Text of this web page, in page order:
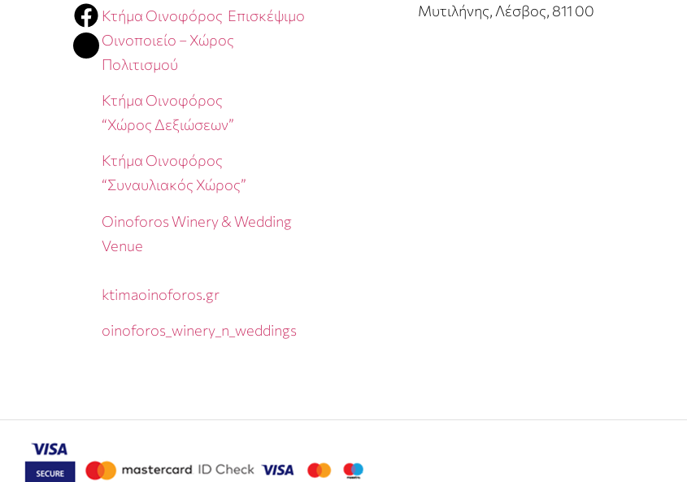
Κτήμα Οινοφόρος Επισκέψιμο
Οινοποιείο – Χώρος
Πολιτισμού
Κτήμα Οινοφόρος
“Χώρος Δεξιώσεων”
Κτήμα Οινοφόρος
“Συναυλιακός Χώρος”
Oinoforos Winery & Wedding
Venue
ktimaoinoforos.gr
oinoforos_winery_n_weddings
Μυτιλήνης, Λέσβος, 811 00